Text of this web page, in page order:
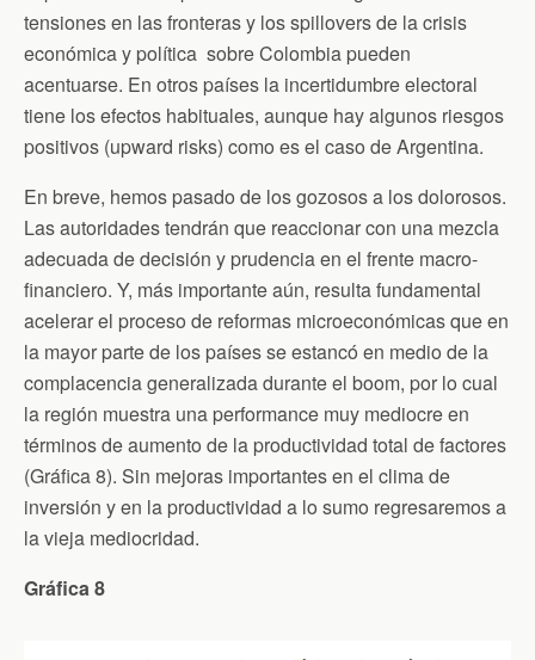
tensiones en las fronteras y los spillovers de la crisis
económica y política sobre Colombia pueden
acentuarse. En otros países la incertidumbre electoral
tiene los efectos habituales, aunque hay algunos riesgos
positivos (upward risks) como es el caso de Argentina.
En breve, hemos pasado de los gozosos a los dolorosos.
Las autoridades tendrán que reaccionar con una mezcla
adecuada de decisión y prudencia en el frente macro-
financiero. Y, más importante aún, resulta fundamental
acelerar el proceso de reformas microeconómicas que en
la mayor parte de los países se estancó en medio de la
complacencia generalizada durante el boom, por lo cual
la región muestra una performance muy mediocre en
términos de aumento de la productividad total de factores
(Gráfica 8). Sin mejoras importantes en el clima de
inversión y en la productividad a lo sumo regresaremos a
la vieja mediocridad.
Gráfica 8